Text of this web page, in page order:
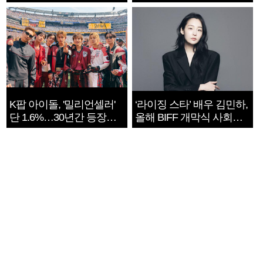
지는 ‘전쟁 속죄’
K팝 아이돌, '밀리언셀러'
단 1.6%…30년간 등장
1182개팀 전수조사
‘라이징 스타’ 배우 김민하,
올해 BIFF 개막식 사회자
확정